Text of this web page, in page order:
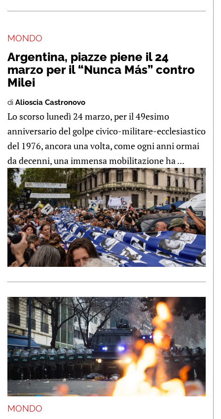
MONDO
Argentina, piazze piene il 24
marzo per il “Nunca Más” contro
Milei
di Alioscia Castronovo
Lo scorso lunedì 24 marzo, per il 49esimo
anniversario del golpe civico-militare-ecclesiastico
del 1976, ancora una volta, come ogni anni ormai
da decenni, una immensa mobilitazione ha ...
MONDO